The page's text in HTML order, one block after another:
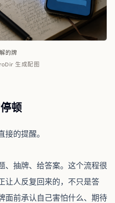
的牌
生成配图
顿
的提醒。
、抽牌、给答案。这个流程很
让人反复回来的，不只是答
面前承认自己害怕什么、期待